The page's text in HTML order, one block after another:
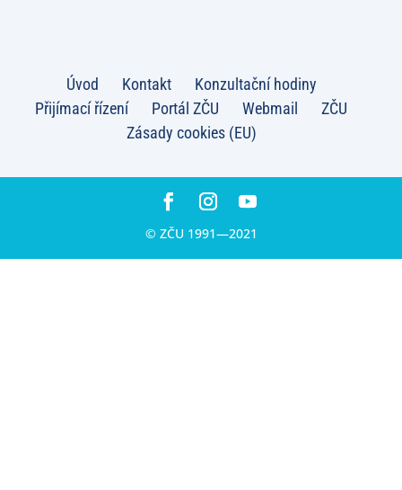
Úvod Kontakt
Konzultační hodiny
Přijímací řízení
Portál ZČU Webmail
ZČU
Zásady cookies (EU)
© ZČU 1991—2021